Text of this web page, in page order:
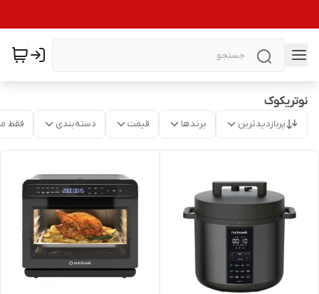
نوتریکوک
پربازدیدترین برندها قیمت دسته‌بندی فقط